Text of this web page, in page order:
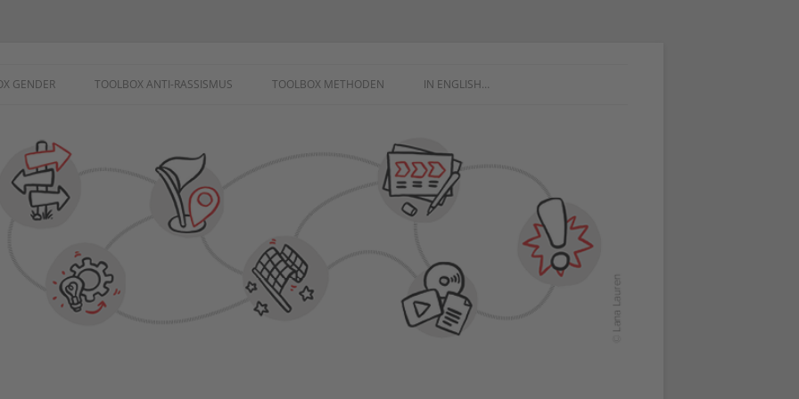
GENDER TOOLBOX ANTI-RASSISMUS TOOLBOX METHODEN IN ENGLISH…